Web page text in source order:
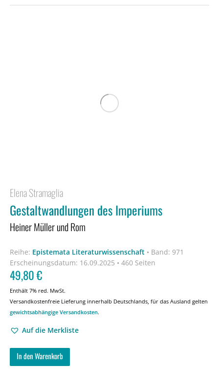
Elena Stramaglia
Gestaltwandlungen des Imperiums
Heiner Müller und Rom
Reihe: Epistemata Literaturwissenschaft • Band: 971
Erscheinungsdatum: 16.09.2025 • 460 Seiten
49,80€
Enthält 7% red. MwSt.
Versandkostenfreie Lieferung innerhalb Deutschlands, für das Ausland gelten
gewichtsabhängige Versandkosten.
Auf die Merkliste
In den Warenkorb